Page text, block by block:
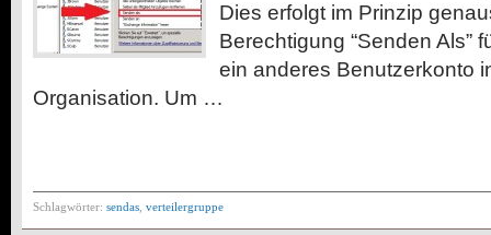
Dies erfolgt im Prinzip
Berechtigung “Senden Als”
ein anderes Benutzerkonto
Organisation. Um …
Schlagwörter: sendas verteilergruppe